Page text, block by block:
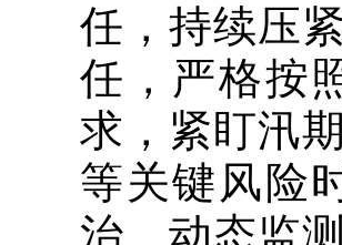
任，持续压
任，严格按
求，紧盯汛
等关键风险
治、动态监